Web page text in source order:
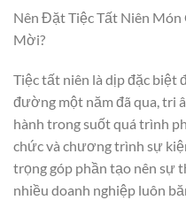
Nên Đặt Tiệc Tất Niên
Mời?
Tiệc tất niên là dịp đặc biệt
đường một năm đã qua, tri
hành trong suốt quá trình
chức và chương trình sự
trọng góp phần tạo nên sự
nhiều doanh nghiệp luôn